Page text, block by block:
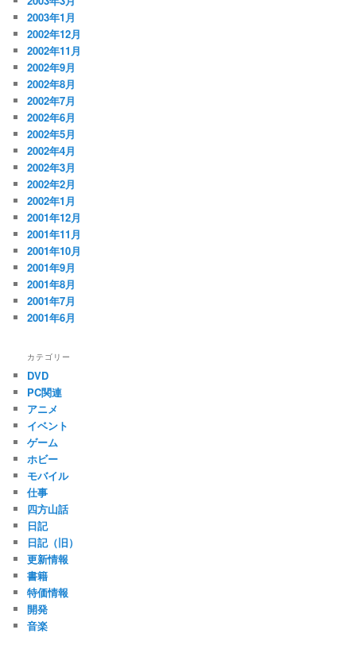
2003年1月
2002年12月
2002年11月
2002年9月
2002年8月
2002年7月
2002年6月
2002年5月
2002年4月
2002年3月
2002年2月
2002年1月
2001年12月
2001年11月
2001年10月
2001年9月
2001年8月
2001年7月
2001年6月
カテゴリー
DVD
PC関連
アニメ
イベント
ゲーム
ホビー
モバイル
仕事
四方山話
日記
日記（旧）
更新情報
書籍
特価情報
開発
音楽